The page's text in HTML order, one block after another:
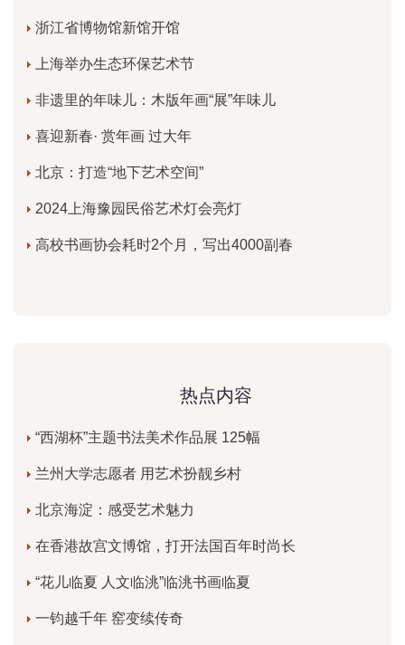
浙江省博物馆新馆开馆
上海举办生态环保艺术节
非遗里的年味儿：木版年画“展”年味儿
喜迎新春· 赏年画 过大年
北京：打造“地下艺术空间”
2024上海豫园民俗艺术灯会亮灯
高校书画协会耗时2个月，写出4000副春
热点内容
“西湖杯”主题书法美术作品展 125幅
兰州大学志愿者 用艺术扮靓乡村
北京海淀：感受艺术魅力
在香港故宫文博馆，打开法国百年时尚长
“花儿临夏 人文临洮”临洮书画临夏
一钧越千年 窑变续传奇